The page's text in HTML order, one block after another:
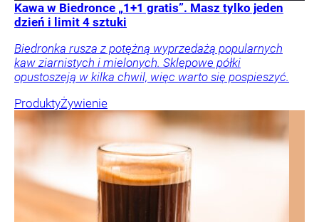
Kawa w Biedronce „1+1 gratis”. Masz tylko jeden
dzień i limit 4 sztuki
Biedronka rusza z potężną wyprzedażą popularnych
kaw ziarnistych i mielonych. Sklepowe półki
opustoszeją w kilka chwil, więc warto się pospieszyć.
ProduktyŻywienie